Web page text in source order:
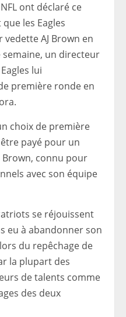
ont déclaré ce
les Eagles
AJ Brown en
un directeur
lui
première ronde en
choix de première
payé pour un
connu pour
avec son équipe
se réjouissent
eu à abandonner son
du repêchage de
la plupart des
de talents comme
des deux